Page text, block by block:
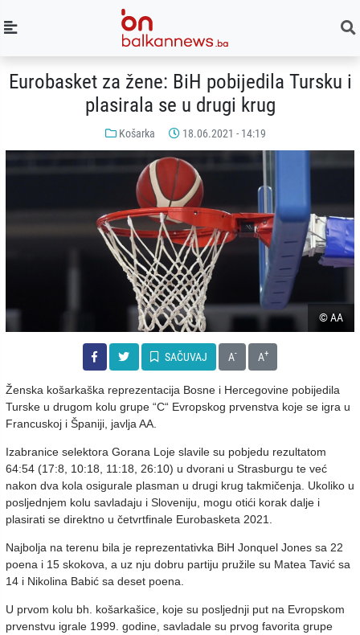
Eurobasket za žene: BiH pobijedila Tursku i
plasirala se u drugi krug
Košarka 18.06.2021 - 14:19
© AA
SAČUVAJ A- A+
Ženska košarkaška reprezentacija Bosne i Hercegovine pobijedila
Turske u drugom kolu grupe “C“ Evropskog prvenstva koje se igra u
Francuskoj i Španiji, javlja AA.
Izabranice selektora Gorana Loje slavile su pobjedu rezultatom
64:54 (17:8, 10:18, 11:18, 26:10) u dvorani u Strasburgu te već
nakon dva kola osigurale plasman u drugi krug takmičenja. Ukoliko u
posljednjem kolu savladaju i Sloveniju, mogu otići korak dalje i
plasirati se direktno u četvrtfinale Eurobasketa 2021.
Najbolja na terenu bila je reprezentativka BiH Jonquel Jones sa 22
poena i 15 skokova, a uz nju dobru partiju pružile su Matea Tavić sa
14 i Nikolina Babić sa deset poena.
U prvom kolu bh. košarkašice, koje su posljednji put na Evropskom
prvenstvu igrale 1999. godine, savladale su prvog favorita grupe